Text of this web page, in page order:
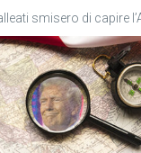
smisero di capire